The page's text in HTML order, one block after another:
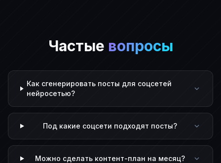
Частые вопросы
Как сгенерировать посты для соцсетей
нейросетью?
Под какие соцсети подходят посты?
Можно сделать контент-план на месяц?